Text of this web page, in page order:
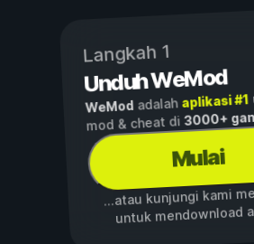
Langkah 1
Unduh WeMod
WeMod adalah aplikasi #1
mod & cheat di3000+
Mulai
...atau kunjungi kami
untuk mendownload